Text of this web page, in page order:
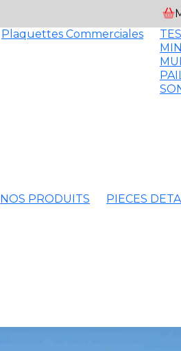
Plaquettes Commerciales
NOS PRODUITS PIECES